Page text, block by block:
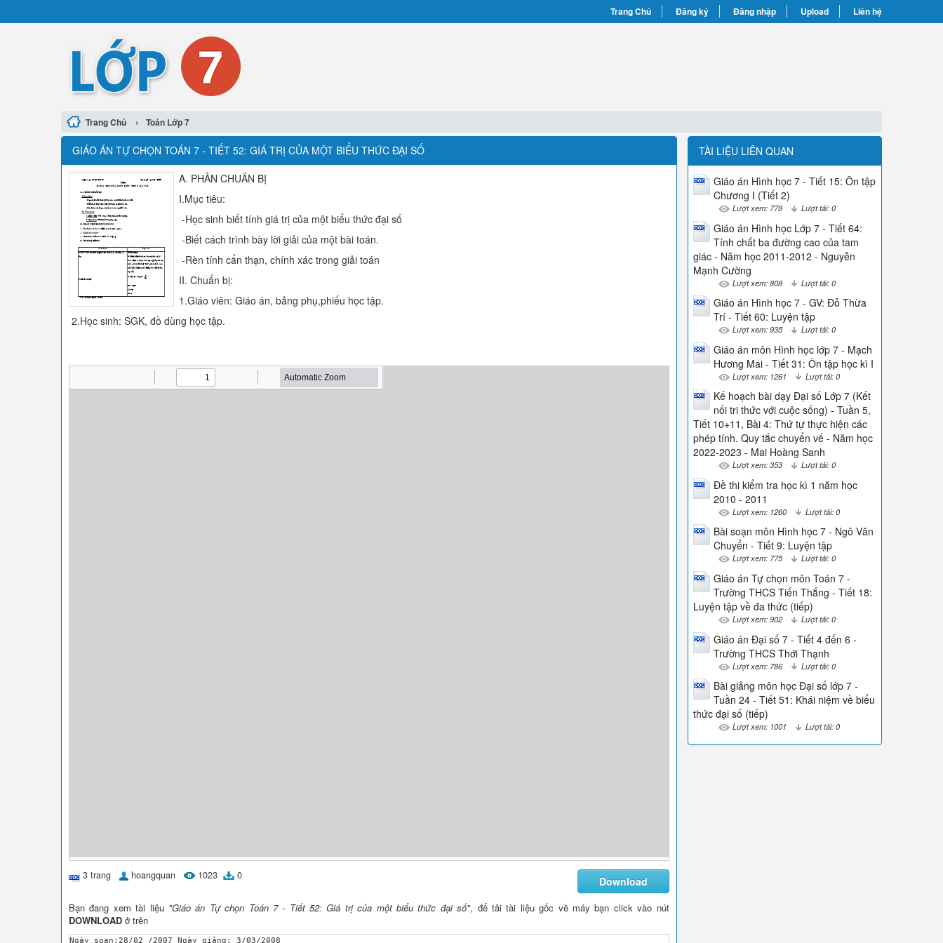
Trang Chủ Đăng ký Đăng nhập Upload Liên hệ
Trang Chủ › Toán Lớp 7
GIÁO ÁN TỰ CHỌN TOÁN 7 - TIẾT 52: GIÁ TRỊ CỦA MỘT BIỂU THỨC ĐẠI SỐ
A. PHẦN CHUẨN BỊ
I.Mục tiêu:
-Học sinh biết tính giá trị của một biểu thức đại số
-Biết cách trình bày lời giải của một bài toán.
-Rèn tính cẩn thạn, chính xác trong giải toán
II. Chuẩn bị:
1.Giáo viên: Giáo án, bảng phụ,phiếu học tập.
2.Học sinh: SGK, đồ dùng học tập.
3 trang hoangquan 1023 0 Download
Bạn đang xem tài liệu "Giáo án Tự chọn Toán 7 - Tiết 52: Giá trị của một biểu thức đại số", để tải tài liệu gốc về máy bạn click vào nút
DOWNLOAD ở trên
Ngày soạn:28/02 /2007 Ngày giảng: 3/03/2008
TÀI LIỆU LIÊN QUAN
Giáo án Hình học 7 - Tiết 15: Ôn tập
Chương I (Tiết 2)
Lượt xem: 778 Lượt tải: 0
Giáo án Hình học Lớp 7 - Tiết 64:
Tính chất ba đường cao của tam
giác - Năm học 2011-2012 - Nguyễn
Mạnh Cường
Lượt xem: 808 Lượt tải: 0
Giáo án Hình học 7 - GV: Đỗ Thừa
Trí - Tiết 60: Luyện tập
Lượt xem: 935 Lượt tải: 0
Giáo án môn Hình học lớp 7 - Mạch
Hương Mai - Tiết 31: Ôn tập học kì I
Lượt xem: 1261 Lượt tải: 0
Kế hoạch bài dạy Đại số Lớp 7 (Kết
nối tri thức với cuộc sống) - Tuần 5,
Tiết 10+11, Bài 4: Thứ tự thực hiện các
phép tính. Quy tắc chuyển vế - Năm học
2022-2023 - Mai Hoàng Sanh
Lượt xem: 353 Lượt tải: 0
Đề thi kiểm tra học kì 1 năm học
2010 - 2011
Lượt xem: 1260 Lượt tải: 0
Bài soạn môn Hình học 7 - Ngô Văn
Chuyển - Tiết 9: Luyện tập
Lượt xem: 775 Lượt tải: 0
Giáo án Tự chọn môn Toán 7 -
Trường THCS Tiến Thắng - Tiết 18:
Luyện tập về đa thức (tiếp)
Lượt xem: 902 Lượt tải: 0
Giáo án Đại số 7 - Tiết 4 đến 6 -
Trường THCS Thới Thạnh
Lượt xem: 786 Lượt tải: 0
Bài giảng môn học Đại số lớp 7 -
Tuần 24 - Tiết 51: Khái niệm về biểu
thức đại số (tiếp)
Lượt xem: 1001 Lượt tải: 0